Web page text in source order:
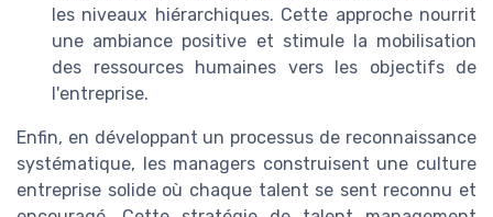
les niveaux hiérarchiques. Cette approche nourrit
une ambiance positive et stimule la mobilisation
des ressources humaines vers les objectifs de
l'entreprise.
Enfin, en développant un processus de reconnaissance
systématique, les managers construisent une culture
entreprise solide où chaque talent se sent reconnu et